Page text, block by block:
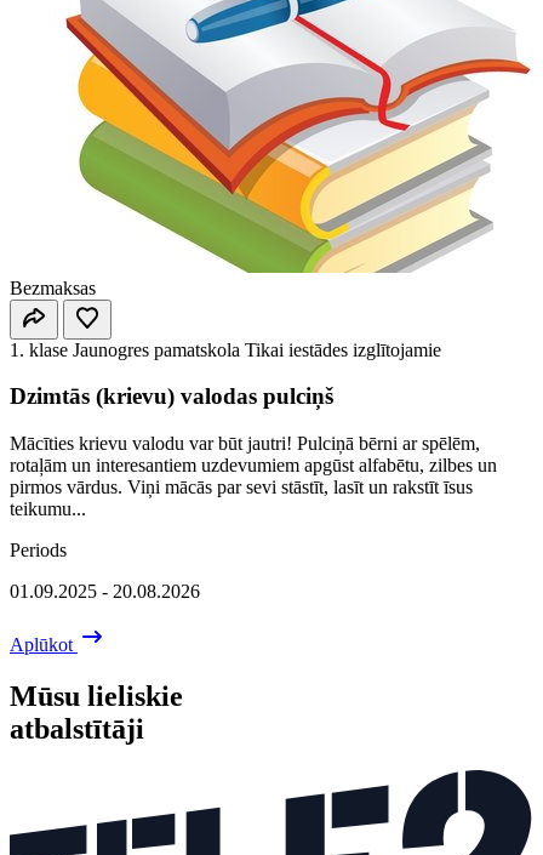
Bezmaksas
1. klase Jaunogres pamatskola Tikai iestādes izglītojamie
Dzimtās (krievu) valodas pulciņš
Mācīties krievu valodu var būt jautri! Pulciņā bērni ar spēlēm,
rotaļām un interesantiem uzdevumiem apgūst alfabētu, zilbes un
pirmos vārdus. Viņi mācās par sevi stāstīt, lasīt un rakstīt īsus
teikumu...
Periods
01.09.2025 - 20.08.2026
Aplūkot
Mūsu lieliskie
atbalstītāji